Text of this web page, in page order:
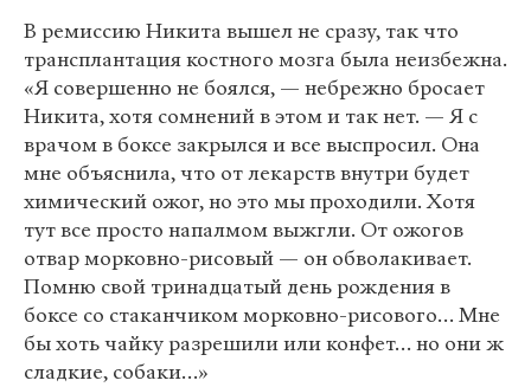
В ремиссию Никита вышел не сразу, так что
трансплантация костного мозга была неизбежна.
«Я совершенно не боялся, — небрежно бросает
Никита, хотя сомнений в этом и так нет. — Я с
врачом в боксе закрылся и все выспросил. Она
мне объяснила, что от лекарств внутри будет
химический ожог, но это мы проходили. Хотя
тут все просто напалмом выжгли. От ожогов
отвар морковно-рисовый — он обволакивает.
Помню свой тринадцатый день рождения в
боксе со стаканчиком морковно-рисового… Мне
бы хоть чайку разрешили или конфет… но они ж
сладкие, собаки…»